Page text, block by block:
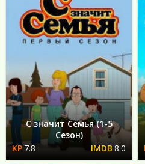
С значит Семья (1-5
Сезон)
7.8
8.0